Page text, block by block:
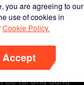
you are agreeing to our
use of cookies in
Cookie Policy.
Accept
để tải ứng dụng